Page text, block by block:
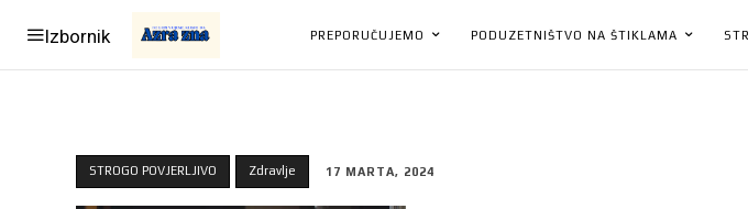
Izbornik PREPORUČUJEMO PODUZETNIŠTVO NA ŠTIKLAMA
STROGO POVJERLJIVO Zdravlje 17 MARTA, 2024